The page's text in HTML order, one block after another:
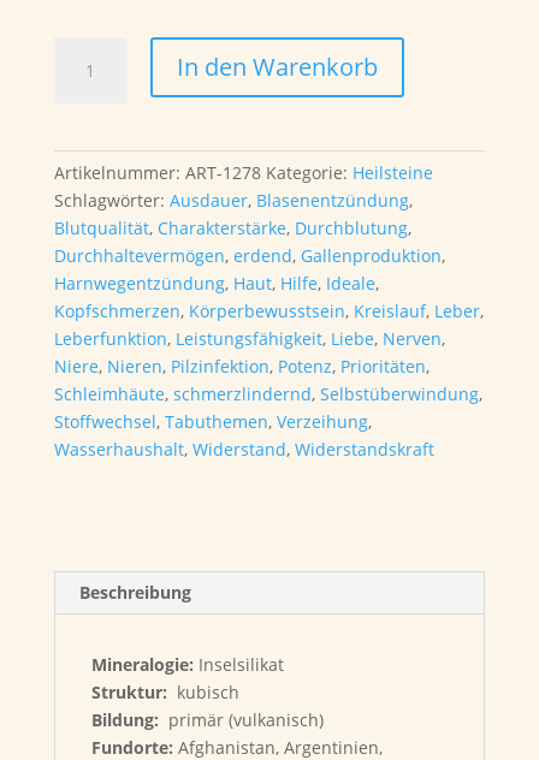
Pyrop
In den Warenkorb
Artikelnummer: ART-1278 Kategorie: Heilsteine
Schlagwörter: Ausdauer, Blasenentzündung,
Blutqualität, Charakterstärke, Durchblutung,
Durchhaltevermögen, erdend, Gallenproduktion,
Harnwegentzündung, Haut, Hilfe, Ideale,
Kopfschmerzen, Körperbewusstsein, Kreislauf, Leber,
Leberfunktion, Leistungsfähigkeit, Liebe, Nerven,
Niere, Nieren, Pilzinfektion, Potenz, Prioritäten,
Schleimhäute, schmerzlindernd, Selbstüberwindung,
Stoffwechsel, Tabuthemen, Verzeihung,
Wasserhaushalt, Widerstand, Widerstandskraft
Beschreibung
Mineralogie: Inselsilikat
Struktur: kubisch
Bildung: primär (vulkanisch)
Fundorte: Afghanistan, Argentinien,